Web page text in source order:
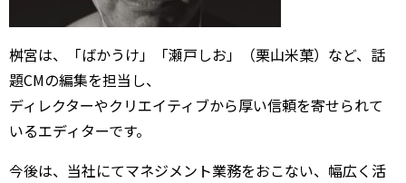
桝宮は、「ばかうけ」「瀬戸しお」（栗山米菓）など、話
題CMの編集を担当し、
ディレクターやクリエイティブから厚い信頼を寄せられて
いるエディターです。
今後は、当社にてマネジメント業務をおこない、幅広く活